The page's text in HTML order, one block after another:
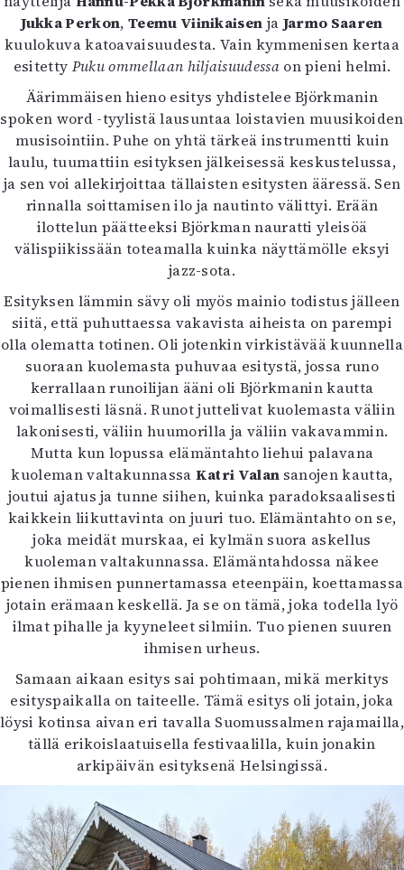
Jukka Perkon, Teemu Viinikaisen ja Jarmo Saaren
kuulokuva katoavaisuudesta. Vain kymmenisen kertaa
esitetty Puku ommellaan hiljaisuudessa on pieni helmi.
Äärimmäisen hieno esitys yhdistelee Björkmanin
spoken word -tyylistä lausuntaa loistavien muusikoiden
musisointiin. Puhe on yhtä tärkeä instrumentti kuin
laulu, tuumattiin esityksen jälkeisessä keskustelussa,
ja sen voi allekirjoittaa tällaisten esitysten ääressä. Sen
rinnalla soittamisen ilo ja nautinto välittyi. Erään
ilottelun päätteeksi Björkman nauratti yleisöä
välispiikissään toteamalla kuinka näyttämölle eksyi
jazz-sota.
Esityksen lämmin sävy oli myös mainio todistus jälleen
siitä, että puhuttaessa vakavista aiheista on parempi
olla olematta totinen. Oli jotenkin virkistävää kuunnella
suoraan kuolemasta puhuvaa esitystä, jossa runo
kerrallaan runoilijan ääni oli Björkmanin kautta
voimallisesti läsnä. Runot juttelivat kuolemasta väliin
lakonisesti, väliin huumorilla ja väliin vakavammin.
Mutta kun lopussa elämäntahto liehui palavana
kuoleman valtakunnassa Katri Valan sanojen kautta,
joutui ajatus ja tunne siihen, kuinka paradoksaalisesti
kaikkein liikuttavinta on juuri tuo. Elämäntahto on se,
joka meidät murskaa, ei kylmän suora askellus
kuoleman valtakunnassa. Elämäntahdossa näkee
pienen ihmisen punnertamassa eteenpäin, koettamassa
jotain erämaan keskellä. Ja se on tämä, joka todella lyö
ilmat pihalle ja kyyneleet silmiin. Tuo pienen suuren
ihmisen urheus.
Samaan aikaan esitys sai pohtimaan, mikä merkitys
esityspaikalla on taiteelle. Tämä esitys oli jotain, joka
löysi kotinsa aivan eri tavalla Suomussalmen rajamailla,
tällä erikoislaatuisella festivaalilla, kuin jonakin
arkipäivän esityksenä Helsingissä.